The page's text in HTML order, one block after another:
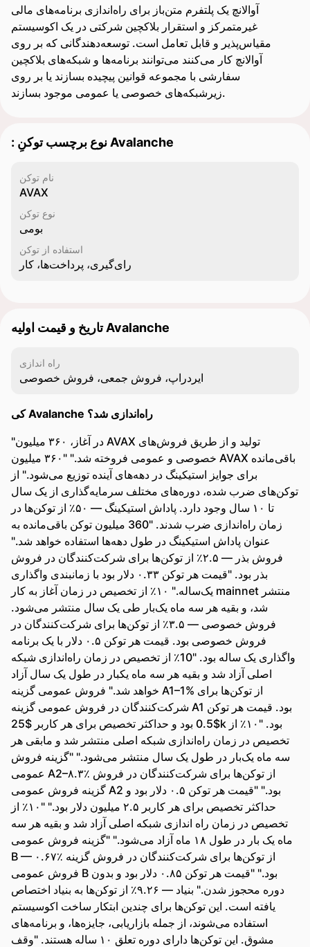
آوالانچ یک پلتفرم متن‌باز برای راه‌اندازی برنامه‌های مالی
غیرمتمرکز و استقرار بلاکچین شرکتی در یک اکوسیستم
مقیاس‌پذیر و قابل تعامل است. توسعه‌دهندگانی که بر روی
آوالانچ کار می‌کنند می‌توانند برنامه‌ها و شبکه‌های بلاکچین
سفارشی با مجموعه قوانین پیچیده بسازند یا بر روی
زیرشبکه‌های خصوصی یا عمومی موجود بسازند.
: نوع برچسب توکنِ Avalanche
نام توکن
AVAX
نوع توکن
بومی
استفاده از توکن
رای‌گیری، پرداخت‌ها، کار
تاریخ و قیمت اولیه Avalanche
راه اندازی
ایردراپ، فروش جمعی، فروش خصوصی
کی Avalanche راه‌اندازی شد؟
"در آغاز، ۳۶۰ میلیون AVAX تولید و از طریق فروش‌های
خصوصی و عمومی فروخته شد." "۳۶۰ میلیون AVAX باقی‌مانده
برای جوایز استیکینگ در دهه‌های آینده توزیع می‌شود." از
توکن‌های ضرب شده، دوره‌های مختلف سرمایه‌گذاری از یک سال
تا ۱۰ سال وجود دارد. پاداش استیکینگ — ۵۰٪ از توکن‌ها در
زمان راه‌اندازی ضرب شدند. "360 میلیون توکن باقی‌مانده به
عنوان پاداش استیکینگ در طول دهه‌ها استفاده خواهد شد."
فروش بذر — ۲.۵٪ از توکن‌ها برای شرکت‌کنندگان در فروش
بذر بود. "قیمت هر توکن ۰.۳۳ دلار بود با زمانبندی واگذاری
یک‌ساله." ۱۰٪ از تخصیص در زمان آغاز به کار mainnet منتشر
شد، و بقیه هر سه ماه یک‌بار طی یک سال منتشر می‌شود.
فروش خصوصی — ۳.۵٪ از توکن‌ها برای شرکت‌کنندگان در
فروش خصوصی بود. قیمت هر توکن ۰.۵ دلار با یک برنامه
واگذاری یک ساله بود. "10٪ از تخصیص در زمان راه‌اندازی شبکه
اصلی آزاد شد و بقیه هر سه ماه یکبار در طول یک سال آزاد
خواهد شد." فروش عمومی گزینه A1–1% از توکن‌ها برای
شرکت‌کنندگان در فروش عمومی گزینه A1 بود. قیمت هر توکن
$0.5 بود و حداکثر تخصیص برای هر کاربر $25k بود. "۱۰٪ از
تخصیص در زمان راه‌اندازی شبکه اصلی منتشر شد و مابقی هر
سه ماه یک‌بار در طول یک سال منتشر می‌شود." "گزینه فروش
عمومی A2–۸.۳٪ از توکن‌ها برای شرکت‌کنندگان در فروش
گزینه فروش عمومی A2 بود." "قیمت هر توکن ۰.۵ دلار بود و
حداکثر تخصیص برای هر کاربر ۲.۵ میلیون دلار بود." "۱۰٪ از
تخصیص در زمان راه اندازی شبکه اصلی آزاد شد و بقیه هر سه
ماه یک بار در طول ۱۸ ماه آزاد می‌شود." "گزینه فروش عمومی
B — ۰.۶۷٪ از توکن‌ها برای شرکت‌کنندگان در فروش گزینه
فروش عمومی B بود." "قیمت هر توکن ۰.۸۵ دلار بود و بدون
دوره محجوز شدن." بنیاد — ۹.۲۶٪ از توکن‌ها به بنیاد اختصاص
یافته است. این توکن‌ها برای چندین ابتکار ساخت اکوسیستم
استفاده می‌شوند، از جمله بازاریابی، جایزه‌ها، و برنامه‌های
مشوق. این توکن‌ها دارای دوره تعلق ۱۰ ساله هستند. "وقف